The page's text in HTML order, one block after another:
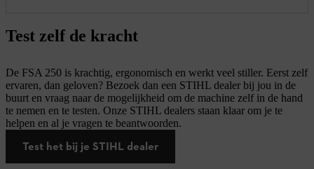
Test zelf de kracht
De FSA 250 is krachtig, ergonomisch en werkt veel stiller. Eerst zelf
ervaren, dan geloven? Bezoek dan een STIHL dealer bij jou in de
buurt en vraag naar de mogelijkheid om de machine zelf in de hand
te nemen en te testen. Onze STIHL dealers staan klaar om je te
helpen en al je vragen te beantwoorden.
Test het bij je STIHL dealer